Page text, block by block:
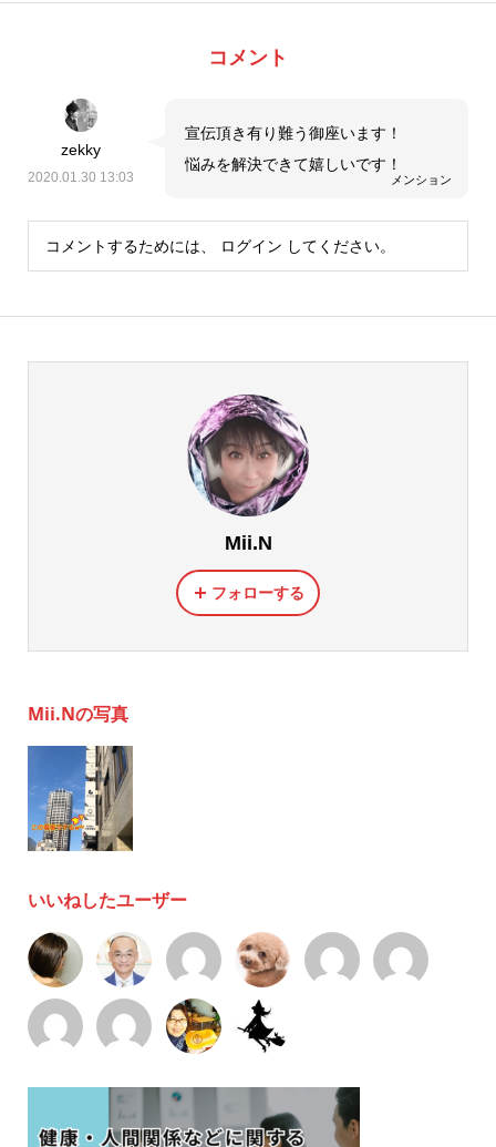
コメント
zekky
2020.01.30 13:03 メンション
宣伝頂き有り難う御座います！
悩みを解決できて嬉しいです！
コメントするためには、 ログイン してください。
Mii.N
フォローする
Mii.Nの写真
いいねしたユーザー